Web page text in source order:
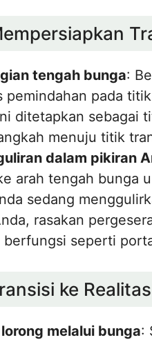
tengah bunga:
pemindahan pada
ditetapkan sebagai
menuju titik
dalam pikiran
arah tengah bunga
sedang
rasakan
berfungsi seperti
ke
melalui bunga: